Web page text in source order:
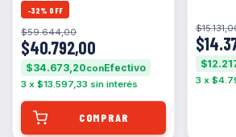
-32% OFF
$40.792,00
$59.644,00
$34.673,20con
3 x $13.597,33 sin interés
3 x